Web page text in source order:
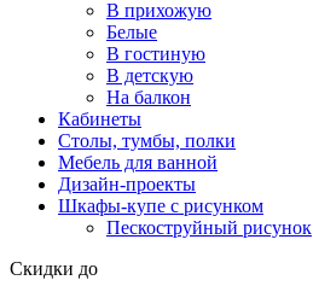
В прихожую
Белые
В гостиную
В детскую
На балкон
Кабинеты
Столы, тумбы, полки
Мебель для ванной
Дизайн-проекты
Шкафы-купе с рисунком
Пескоструйный рисунок
Скидки до